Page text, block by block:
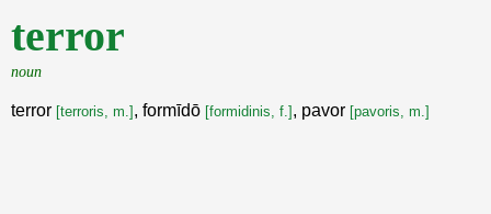
terror
noun
terror [terroris, m.] , formīdō [formidinis, f.] , pavor [pavoris, m.]